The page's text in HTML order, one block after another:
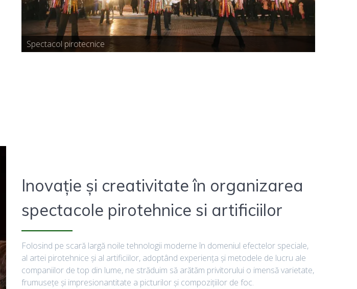
Spectacol pirotecnice
Inovație și creativitate în organizarea
spectacole pirotehnice si artificiilor
Folosind pe scară largă noile tehnologii moderne în domeniul efectelor speciale,
al artei pirotehnice şi al artificiilor, adoptând experienţa şi metodele de lucru ale
companiilor de top din lume, ne străduim să arătăm privitorului o imensă varietate,
frumuseţe şi impresionantitate a picturilor şi compoziţiilor de foc.